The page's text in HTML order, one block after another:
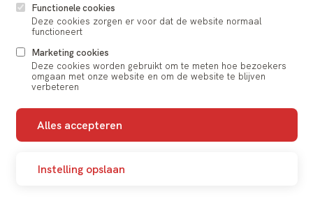
Functionele cookies
Deze cookies zorgen er voor dat de website normaal
functioneert
Marketing cookies
Deze cookies worden gebruikt om te meten hoe bezoekers
omgaan met onze website en om de website te blijven
verbeteren
Alles accepteren
Instelling opslaan
makers. Het Nieuwe Goed doet dat ook. Op 23 mei
komen beide komen beide initiatieven samen in
namens Stormram, ook de makers van Het Nieuwe
Goed.
HET NIEUWE GOED
‘Als de dag van gisteren’
Weet je het nog? Romantiek, vervreemding en ontwrichting